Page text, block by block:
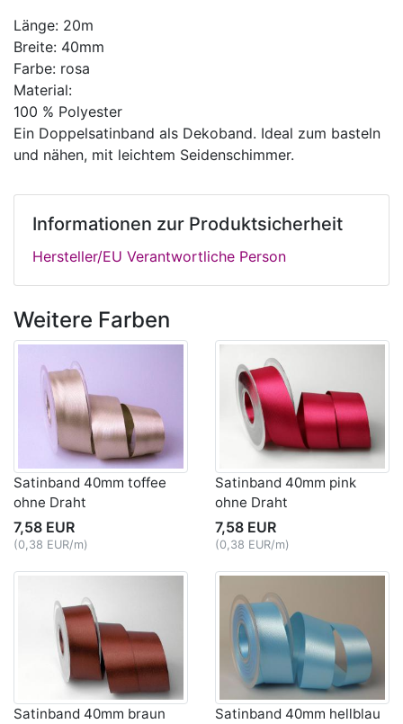
Länge: 20m
Breite: 40mm
Farbe: rosa
Material:
100 % Polyester
Ein Doppelsatinband als Dekoband. Ideal zum basteln
und nähen, mit leichtem Seidenschimmer.
Informationen zur Produktsicherheit
Hersteller/EU Verantwortliche Person
Weitere Farben
Satinband 40mm toffee
ohne Draht
7,58 EUR
(0,38 EUR/m)
Satinband 40mm pink
ohne Draht
7,58 EUR
(0,38 EUR/m)
Satinband 40mm braun
Satinband 40mm hellblau